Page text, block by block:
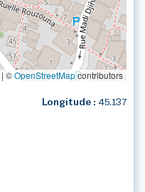
| ©OpenStreetMapcontributors
Longitude : 45.137